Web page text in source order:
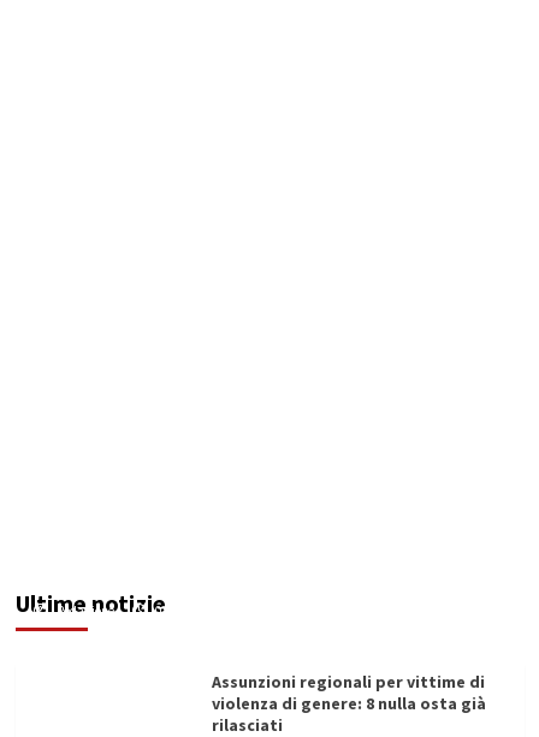
Ultime notizie
Redazione 07/08/2026
Assunzioni regionali per vittime di
violenza di genere: 8 nulla osta già
rilasciati